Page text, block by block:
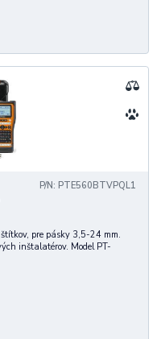
P/N: PTE560BTVPQL1
pre pásky 3,5-24 mm.
inštalatérov. Model PT-